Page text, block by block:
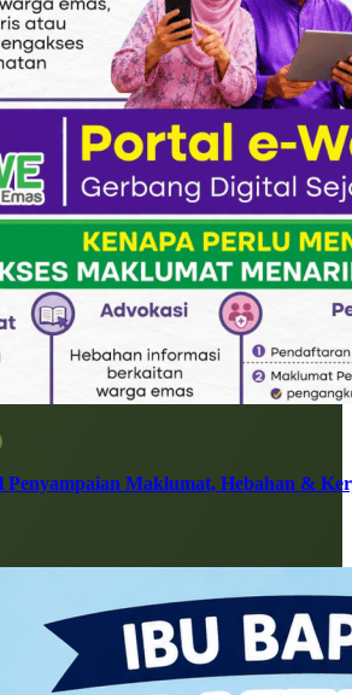
Penyampaian Maklumat, Hebahan &